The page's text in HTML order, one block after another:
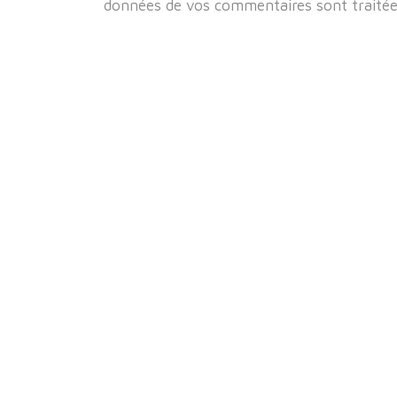
données de vos commentaires sont